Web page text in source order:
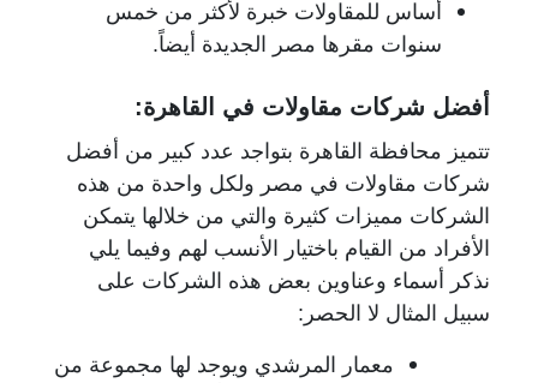
أساس للمقاولات خبرة لأكثر من خمس
سنوات مقرها مصر الجديدة أيضاً.
أفضل شركات مقاولات في القاهرة:
تتميز محافظة القاهرة بتواجد عدد كبير من أفضل
شركات مقاولات في مصر ولكل واحدة من هذه
الشركات مميزات كثيرة والتي من خلالها يتمكن
الأفراد من القيام باختيار الأنسب لهم وفيما يلي
نذكر أسماء وعناوين بعض هذه الشركات على
سبيل المثال لا الحصر:
معمار المرشدي ويوجد لها مجموعة من